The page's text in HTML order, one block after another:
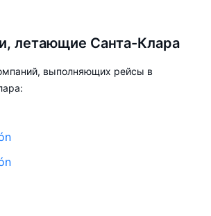
летающие Санта-Клара
выполняющих рейсы в